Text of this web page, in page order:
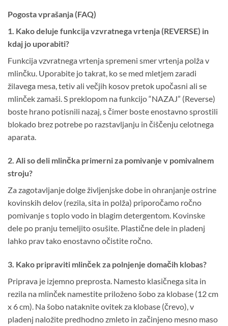
Pogosta vprašanja (FAQ)
1. Kako deluje funkcija vzvratnega vrtenja (REVERSE) in
kdaj jo uporabiti?
Funkcija vzvratnega vrtenja spremeni smer vrtenja polža v
mlinčku. Uporabite jo takrat, ko se med mletjem zaradi
žilavega mesa, tetiv ali večjih kosov pretok upočasni ali se
mlinček zamaši. S preklopom na funkcijo “NAZAJ” (Reverse)
boste hrano potisnili nazaj, s čimer boste enostavno sprostili
blokado brez potrebe po razstavljanju in čiščenju celotnega
aparata.
2. Ali so deli mlinčka primerni za pomivanje v pomivalnem
stroju?
Za zagotavljanje dolge življenjske dobe in ohranjanje ostrine
kovinskih delov (rezila, sita in polža) priporočamo ročno
pomivanje s toplo vodo in blagim detergentom. Kovinske
dele po pranju temeljito osušite. Plastične dele in pladenj
lahko prav tako enostavno očistite ročno.
3. Kako pripraviti mlinček za polnjenje domačih klobas?
Priprava je izjemno preprosta. Namesto klasičnega sita in
rezila na mlinček namestite priloženo šobo za klobase (12 cm
x 6 cm). Na šobo nataknite ovitek za klobase (črevo), v
pladenj naložite predhodno zmleto in začinjeno mesno maso